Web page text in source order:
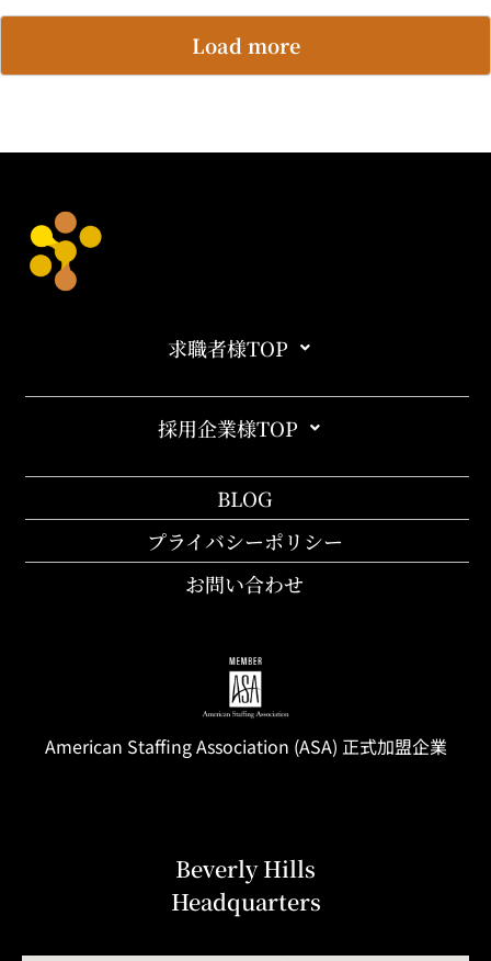
Load more
求職者様TOP
採用企業様TOP
BLOG
プライバシーポリシー
お問い合わせ
American StaffingAssociation (ASA) 正式加盟企業
Beverly Hills
Headquarters